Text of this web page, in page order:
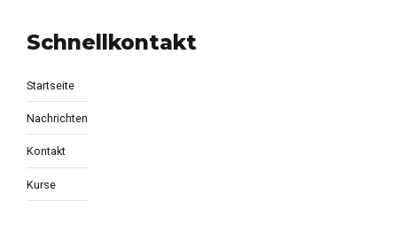
Schnellkontakt
Startseite
Nachrichten
Kontakt
Kurse